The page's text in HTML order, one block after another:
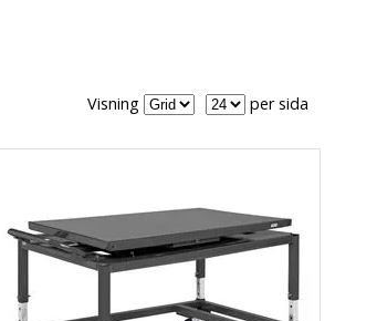
per sida
sida
Visning Visning